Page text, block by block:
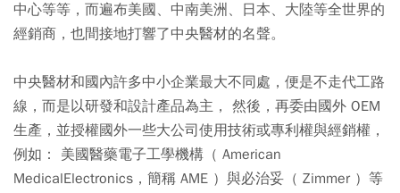
中心等等，而遍布美國、中南美洲、日本、大陸等全世界的
經銷商，也間接地打響了中央醫材的名聲。
中央醫材和國內許多中小企業最大不同處，便是不走代工路
線，而是以研發和設計產品為主， 然後，再委由國外 OEM
生產，並授權國外一些大公司使用技術或專利權與經銷權，
例如： 美國醫藥電子工學機構（ American
MedicalElectronics，簡稱 AME ）與必治妥（ Zimmer ）等